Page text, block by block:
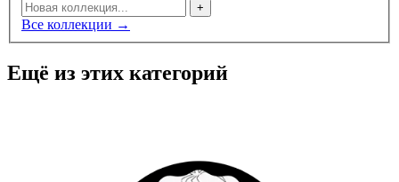
+
Все коллекции →
Ещё из этих категорий